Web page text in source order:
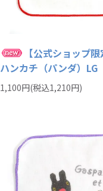
【公式ショップ
ハンカチ（パンダ）LG
1,100円(税込1,210円)